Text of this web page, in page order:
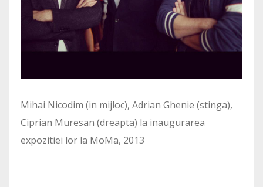
Mihai Nicodim (in mijloc), Adrian Ghenie (stinga),
Ciprian Muresan (dreapta) la inaugurarea
expozitiei lor la MoMa, 2013